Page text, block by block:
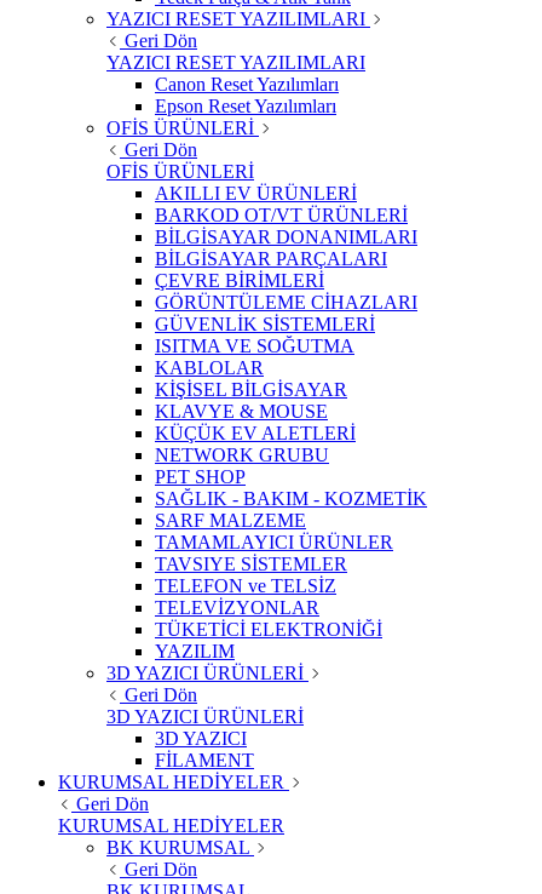
YAZICI RESET YAZILIMLARI
Geri Dön
YAZICI RESET YAZILIMLARI
Canon Reset Yazılımları
Epson Reset Yazılımları
OFİS ÜRÜNLERİ
Geri Dön
OFİS ÜRÜNLERİ
AKILLI EV ÜRÜNLERİ
BARKOD OT/VT ÜRÜNLERİ
BİLGİSAYAR DONANIMLARI
BİLGİSAYAR PARÇALARI
ÇEVRE BİRİMLERİ
GÖRÜNTÜLEME CİHAZLARI
GÜVENLİK SİSTEMLERİ
ISITMA VE SOĞUTMA
KABLOLAR
KİŞİSEL BİLGİSAYAR
KLAVYE & MOUSE
KÜÇÜK EV ALETLERİ
NETWORK GRUBU
PET SHOP
SAĞLIK - BAKIM - KOZMETİK
SARF MALZEME
TAMAMLAYICI ÜRÜNLER
TAVSIYE SİSTEMLER
TELEFON ve TELSİZ
TELEVİZYONLAR
TÜKETİCİ ELEKTRONİĞİ
YAZILIM
3D YAZICI ÜRÜNLERİ
Geri Dön
3D YAZICI ÜRÜNLERİ
3D YAZICI
FİLAMENT
KURUMSAL HEDİYELER
Geri Dön
KURUMSAL HEDİYELER
BK KURUMSAL
Geri Dön